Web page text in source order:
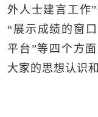
外人士建言工作
“展示成绩的窗
平台”等四个方
大家的思想认识